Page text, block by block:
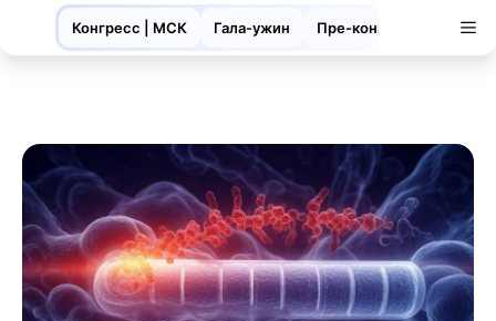
Конгресс | МСК Гала-ужин Пре-конгресс| ЯРЛ